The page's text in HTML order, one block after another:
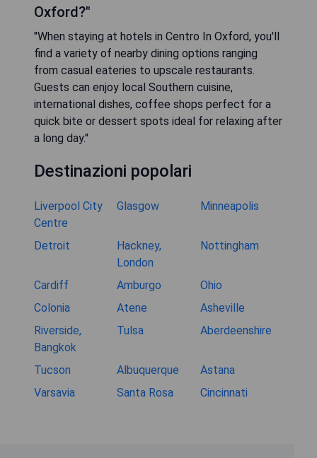
Oxford?"
"When staying at hotels in Centro In Oxford, you'll
find a variety of nearby dining options ranging
from casual eateries to upscale restaurants.
Guests can enjoy local Southern cuisine,
international dishes, coffee shops perfect for a
quick bite or dessert spots ideal for relaxing after
a long day."
Destinazioni popolari
Liverpool City
Centre
Glasgow Minneapolis
Detroit
Hackney,
London
Nottingham
Cardiff Amburgo
Ohio
Colonia
Atene
Asheville
Riverside,
Bangkok
Tulsa Aberdeenshire
Tucson Albuquerque
Astana
Varsavia
Santa Rosa Cincinnati